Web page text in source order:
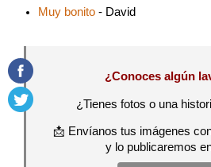
Muy bonito - David
¿Conoces algún
¿Tienes fotos o una
📩 Envíanos tus imágenes
y lo publicaremos